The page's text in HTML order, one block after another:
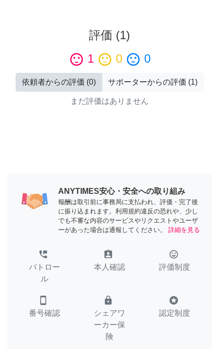
評価 (1)
sentiment_satisfied 1 sentiment_neutral 0 sentiment_dissatisfied 0
依頼者からの評価 (0) サポーターからの評価 (1)
まだ評価はありません
ANYTIMES安心・安全への取り組み
報酬は取引前に事務局に支払われ、評価・完了後
に振り込まれます。利用規約違反の恐れや、少し
でも不審な内容のサービスやリクエストやユーザ
ーがあった場合は通報してください。
詳細を見る
perm_phone_msg
パトロー
ル
assignment_ind
本人確認
tag_faces
評価制度
smartphone
番号確認
lock
シェアワ
ーカー保
険
stars
認定制度